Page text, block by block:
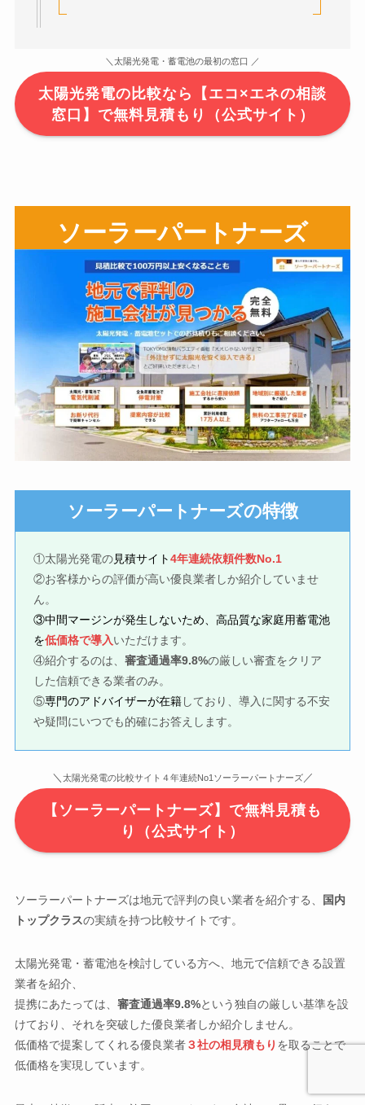
＼太陽光発電・蓄電池の最初の窓口 ／
太陽光発電の比較なら【エコ×エネの相談
窓口】で無料見積もり（公式サイト）
ソーラーパートナーズ
ソーラーパートナーズの特徴
①太陽光発電の見積サイト4年連続依頼件数No.1
②お客様からの評価が高い優良業者しか紹介していませ
ん。
③中間マージンが発生しないため、高品質な家庭用蓄電池
を低価格で導入いただけます。
④紹介するのは、審査通過率9.8%の厳しい審査をクリア
した信頼できる業者のみ。
⑤専門のアドバイザーが在籍しており、導入に関する不安
や疑問にいつでも的確にお答えします。
＼ 太陽光発電の比較サイト４年連続No1ソーラーパートナーズ／
【ソーラーパートナーズ】で無料見積も
り（公式サイト）
ソーラーパートナーズは地元で評判の良い業者を紹介する、
国内
トップクラスの実績を持つ比較サイトです。
太陽光発電・蓄電池を検討している方へ、地元で信頼できる設置
業者を紹介、
提携にあたっては、 審査通過率9.8%という独自の厳しい基準を設
けており、それを突破した優良業者しか紹介しません。
低価格で提案してくれる優良業者３社の相見積もり を取ることで
低価格を実現しています。